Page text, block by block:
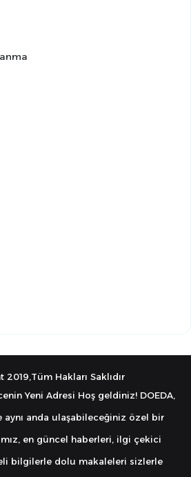
Hakları Saklıdır
Yeni Adresi Hoş geldiniz! DOEDA,
aynı anda ulaşabileceğiniz özel bir
en güncel haberleri, ilgi çekici
bilgilerle dolu makaleleri sizlerle